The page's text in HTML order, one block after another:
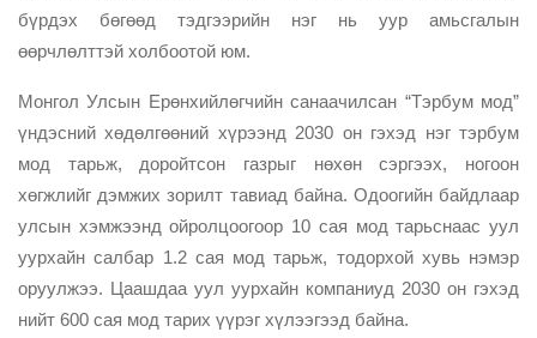
бүрдэх бөгөөд тэдгээрийн нэг нь уур амьсгалын
өөрчлөлттэй холбоотой юм.
Монгол Улсын Ерөнхийлөгчийн санаачилсан “Тэрбум мод”
үндэсний хөдөлгөөний хүрээнд 2030 он гэхэд нэг тэрбум
мод тарьж, доройтсон газрыг нөхөн сэргээх, ногоон
хөгжлийг дэмжих зорилт тавиад байна. Одоогийн байдлаар
улсын хэмжээнд ойролцоогоор 10 сая мод тарьснаас уул
уурхайн салбар 1.2 сая мод тарьж, тодорхой хувь нэмэр
оруулжээ. Цаашдаа уул уурхайн компаниуд 2030 он гэхэд
нийт 600 сая мод тарих үүрэг хүлээгээд байна.